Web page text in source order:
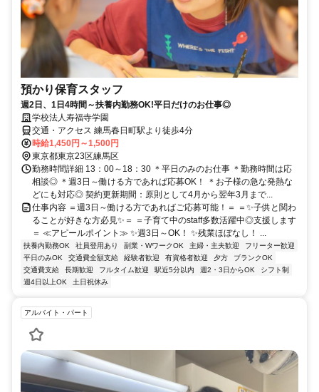
預かり保育スタッフ
週2日、1日4時間～扶養内勤務OK!平日だけのお仕事◎
学校法人寿福寺学園
交通・アクセス 練馬春日町駅より徒歩4分
時給1,450円～1,500円
東京都東京23区練馬区
勤務時間詳細 13：00～18：30 ＊平日のみのお仕事 ＊勤務時間は応
相談◎ ＊週3日～働ける方であれば応募OK！ ＊お子様の急な発熱な
どにも対応◎ 契約更新期間：原則として4月から翌年3月まで...
仕事内容 ＝週3日～働ける方であればご応募可能！＝ ＝✨子供と関わ
ることが好きな方必見✨＝ ＝子育て中のstaff多数活躍中◎支援します
＝ ≪アピールポイント≫ ✨週3日～OK！ ✨残業ほぼなし！ ...
扶養内勤務OK 社員登用あり 副業・WワークOK 主婦・主夫歓迎
フリーター歓迎
平日のみOK
交通費全額支給 経験者歓迎 有資格者歓迎 夕方
ブランクOK
交通費支給
長期歓迎 フルタイム歓迎 駅近5分以内 週2・3日からOK
シフト制
週4日以上OK
土日祝休み
アルバイト・パート